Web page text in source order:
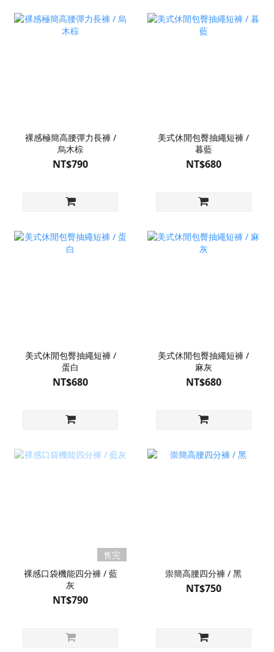
裸感極簡高腰彈力長褲 /
烏木棕
NT$790
美式休閒包臀抽繩短褲 /
暮藍
NT$680
美式休閒包臀抽繩短褲 /
蛋白
NT$680
美式休閒包臀抽繩短褲 /
麻灰
NT$680
售完
裸感口袋機能四分褲 / 藍
灰
NT$790
崇簡高腰四分褲 / 黑
NT$750